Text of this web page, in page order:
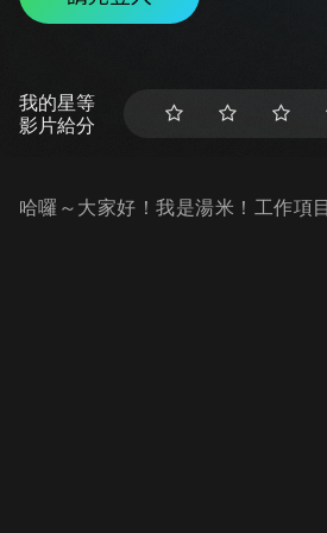
我的星等
影片給分
哈囉～大家好！我是湯米！工作項